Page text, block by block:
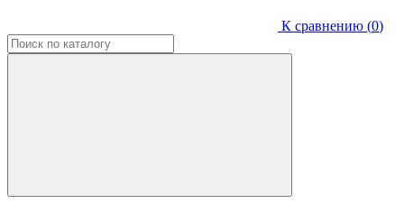
К сравнению (0)